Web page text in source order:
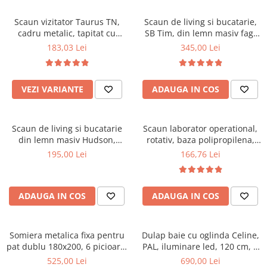
Saltele cu arcuri impachetate
individual
Saltele Memory Pocket
Saltele Memory Foam
Saltele Memory Pocket
Saltele cu plasa arcuri
Saltele cu spuma
Saltele cu spuma poliuretanica
Saltele 140x200
Saltele 180x200
Top saltele
Paturi
Seturi de pat si saltea
Masute de toaleta
Mobilier living
Scaune pentru living
Comode living
Set mese plus scaune
Scaune ergonomice
Etajere Birou
Birouri
Scaune pentru birou
Scaune pentru vizitatori
Scaune birou
Scaune profesionale
Scaune resigilate
Scaune conferinta
Scaune terasa si outdoor
Scaun vizitator Taurus TN,
cadru metalic, tapitat cu
stofa, stivuibil, 120 kg, negru
183,03 Lei
VEZI VARIANTE
Scaun de living si bucatarie,
SB Tim, din lemn masiv fag,
tapiterie stofa, lacuit, 120 kg,
345,00 Lei
ADAUGA IN COS
Scaun de living si bucatarie
din lemn masiv Hudson,
tapiterie stofa,100 kg,
195,00 Lei
ADAUGA IN COS
Scaun laborator operational,
rotativ, baza polipropilena,
piele ecologica, inaltime
166,76 Lei
ADAUGA IN COS
Somiera metalica fixa pentru
pat dublu 180x200, 6 picioare,
32 lamele lemn fag, benzi
525,00 Lei
Dulap baie cu oglinda Celine,
PAL, iluminare led, 120 cm, 3
usi, 3 rafturi, soft close, alb
690,00 Lei